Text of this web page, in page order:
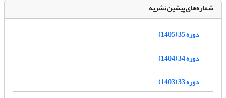
شماره‌های پیشین نشریه
دوره 35 (1405)
دوره 34 (1404)
دوره 33 (1403)